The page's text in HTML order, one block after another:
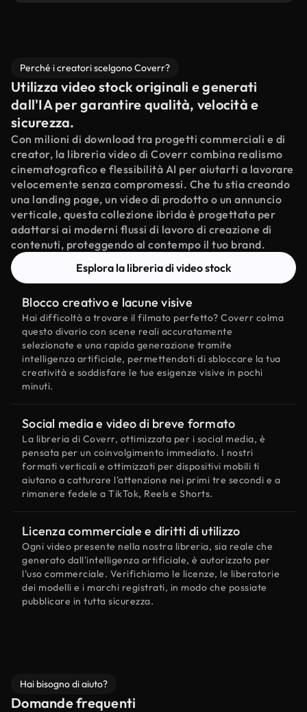
Perché i creatori scelgono Coverr?
Utilizza video stock originali e generati
dall'IA per garantire qualità, velocità e
sicurezza.
Con milioni di download tra progetti commerciali e di
creator, la libreria video di Coverr combina realismo
cinematografico e flessibilità AI per aiutarti a lavorare
velocemente senza compromessi. Che tu stia creando
una landing page, un video di prodotto o un annuncio
verticale, questa collezione ibrida è progettata per
adattarsi ai moderni flussi di lavoro di creazione di
contenuti, proteggendo al contempo il tuo brand.
Esplora la libreria di video stock
Blocco creativo e lacune visive
Hai difficoltà a trovare il filmato perfetto? Coverr colma
questo divario con scene reali accuratamente
selezionate e una rapida generazione tramite
intelligenza artificiale, permettendoti di sbloccare la tua
creatività e soddisfare le tue esigenze visive in pochi
minuti.
Social media e video di breve formato
La libreria di Coverr, ottimizzata per i social media, è
pensata per un coinvolgimento immediato. I nostri
formati verticali e ottimizzati per dispositivi mobili ti
aiutano a catturare l'attenzione nei primi tre secondi e a
rimanere fedele a TikTok, Reels e Shorts.
Licenza commerciale e diritti di utilizzo
Ogni video presente nella nostra libreria, sia reale che
generato dall'intelligenza artificiale, è autorizzato per
l'uso commerciale. Verifichiamo le licenze, le liberatorie
dei modelli e i marchi registrati, in modo che possiate
pubblicare in tutta sicurezza.
Hai bisogno di aiuto?
Domande frequenti